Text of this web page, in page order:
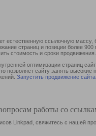
естественную ссылочную
страниц и позиции более
стоимость и сроки продвижения.
оптимизации страниц
позволяет сайту занять
Запустить продвижение сайта
работы со
Linkpad, свяжитесь с нашей